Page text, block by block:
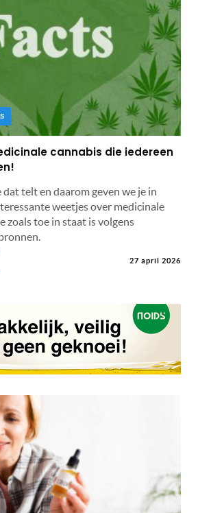
cannabis die iedereen
telt en daarom geven we je in
weetjes over medicinale
zoals toe in staat is volgens
27 april 2026